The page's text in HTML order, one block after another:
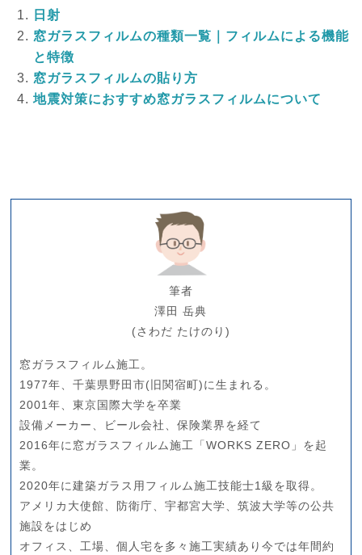
日射
窓ガラスフィルムの種類一覧｜フィルムによる機能
と特徴
窓ガラスフィルムの貼り方
地震対策におすすめ窓ガラスフィルムについて
筆者
澤田 岳典
(さわだ たけのり)
窓ガラスフィルム施工。
1977年、千葉県野田市(旧関宿町)に生まれる。
2001年、東京国際大学を卒業
設備メーカー、ビール会社、保険業界を経て
2016年に窓ガラスフィルム施工「WORKS ZERO」を起
業。
2020年に建築ガラス用フィルム施工技能士1級を取得。
アメリカ大使館、防衛庁、宇都宮大学、筑波大学等の公共
施設をはじめ
オフィス、工場、個人宅を多々施工実績あり今では年間約